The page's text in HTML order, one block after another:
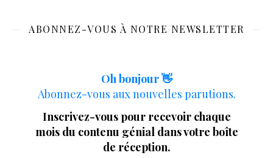
ABONNEZ-VOUS À NOTRE NEWSLETTER
Oh bonjour 👋
Abonnez-vous aux nouvelles parutions.
Inscrivez-vous pour recevoir chaque
mois du contenu génial dans votre boîte
de réception.